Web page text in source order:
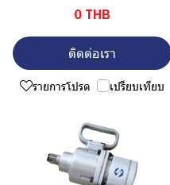
0 THB
ติดต่อเรา
รายการโปรด เปรียบเทียบ